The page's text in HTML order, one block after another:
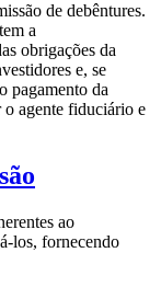
de debêntures.
a
obrigações da
e, se
pagamento da
agente fiduciário e
ao
los, fornecendo